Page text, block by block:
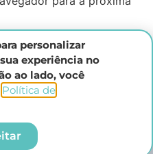
Brasileiro
reservados
personalizar
experiência no
ao lado, você
Política de